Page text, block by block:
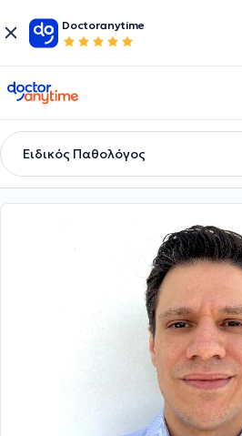
Doctoranytime
doctoranytime
Ειδικός Παθολόγος